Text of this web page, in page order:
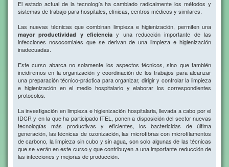
El estado actual de la tecnología ha cambiado radicalmente los métodos y
sistemas de trabajo para hospitales, clínicas, centros médicos y similares.
Las nuevas técnicas que combinan limpieza e higienización, permiten una
mayor productividad y eficiencia y una reducción importante de las
infecciones nosocomiales que se derivan de una limpieza e higienización
inadecuadas.
Este curso abarca no solamente los aspectos técnicos, sino que también
incidiremos en la organización y coordinación de los trabajos para alcanzar
una preparación técnico-práctica para organizar, dirigir y controlar la limpieza
e higienización en el medio hospitalario y elaborar los correspondientes
protocolos.
La investigación en limpieza e higienización hospitalaria, llevada a cabo por el
IDCR y en la que ha participado ITEL, ponen a disposición del sector nuevas
tecnologías más productivas y eficientes, los bactericidas de última
generación, las técnicas de ozonización, las microfibras con microfilamentos
de carbono, la limpieza sin cubo y sin agua, son solo algunas de las técnicas
que se verán en este curso y que contribuyen a una importante reducción de
las infecciones y mejoras de producción.